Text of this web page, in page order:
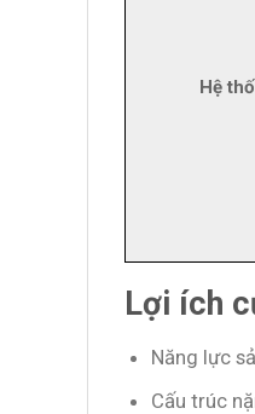
Hệ
Lợi ích
Năng lực
Cấu trúc